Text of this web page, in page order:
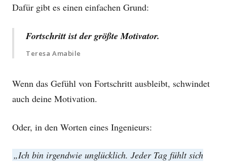
Dafür gibt es einen einfachen Grund:
Fortschritt ist der größte Motivator.
Teresa Amabile
Wenn das Gefühl von Fortschritt ausbleibt, schwindet
auch deine Motivation.
Oder, in den Worten eines Ingenieurs:
„Ich bin irgendwie unglücklich. Jeder Tag fühlt sich